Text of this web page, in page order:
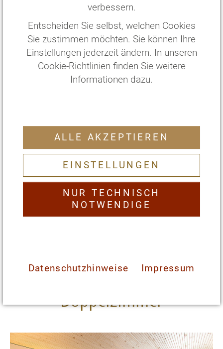
verbessern.
Entscheiden Sie selbst, welchen Cookies
Sie zustimmen möchten. Sie können Ihre
Einstellungen jederzeit ändern. In unseren
Cookie-Richtlinien finden Sie weitere
Informationen dazu.
ALLE AKZEPTIEREN
EINSTELLUNGEN
NUR TECHNISCH
NOTWENDIGE
Datenschutzhinweise Impressum
EZ Dachstudio/Junior SuiteSvarga
2
€238,— pro Person/Nacht
3094 ,— pro Person/ 13 Nächte
Doppelzimmer